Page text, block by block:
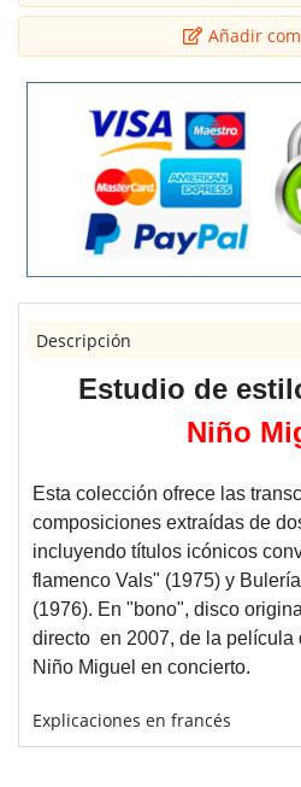
Añadir
Descripción
Estudio de
Niño
Esta colección ofrece las
composiciones extraídas de
incluyendo títulos icónicos
flamenco Vals" (1975) y
(1976). En "bono", disco
directo en 2007, de la película
Niño Miguel en concierto.
Explicaciones en francés